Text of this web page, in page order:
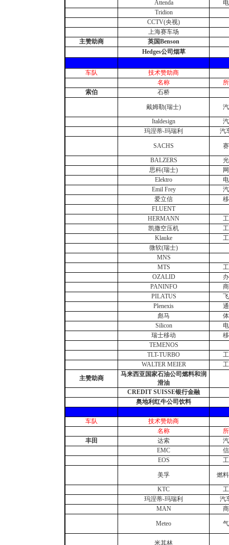
Attenda
Tridion
CCTV(央视)
上海赛车场
主赞助商
英国Benson
Hedges公司烟草
车队
技术赞助商
名称
索伯
石桥
戴姆勒(瑞士)
Italdesign
玛涅蒂-玛瑞利
汽
SACHS
BALZERS
思科(瑞士)
Elektro
Emil Frey
爱立信
FLUENT
HERMANN
凯撒空压机
Klauke
微软(瑞士)
MNS
MTS
OZALID
PANINFO
PILATUS
Plenexis
彪马
Silicon
瑞士移动
TEMENOS
TLT-TURBO
WALTER MEIER
主赞助商
马来西亚国家石油公司燃料和润
滑油
CREDIT SUISSE银行金融
奥地利红牛公司饮料
车队
技术赞助商
名称
丰田
达索
EMC
EOS
美孚
燃
KTC
玛涅蒂-玛瑞利
汽
MAN
Meteo
米其林